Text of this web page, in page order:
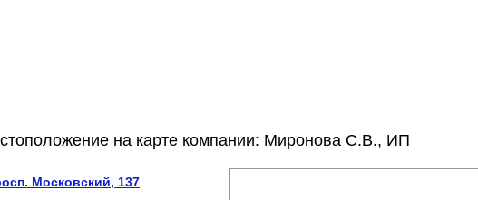
на карте компании: Миронова С.В., ИП
Московский, 137